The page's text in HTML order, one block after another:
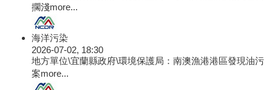
擱淺more...
海洋污染
2026-07-02, 18:30
地方單位\宜蘭縣政府\環境保護局：南澳漁港港區發現油污
案more...